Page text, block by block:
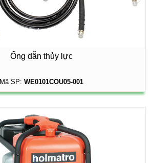
Ống dẫn thủy lực
Mã SP: WE0101COU05-001